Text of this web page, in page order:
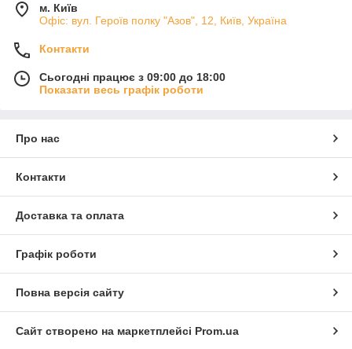
м. Київ
Офіс: вул. Героїв полку "Азов", 12, Київ, Україна
Контакти
Сьогодні працює з 09:00 до 18:00
Показати весь графік роботи
Про нас
Контакти
Доставка та оплата
Графік роботи
Повна версія сайту
Сайт створено на маркетплейсі Prom.ua